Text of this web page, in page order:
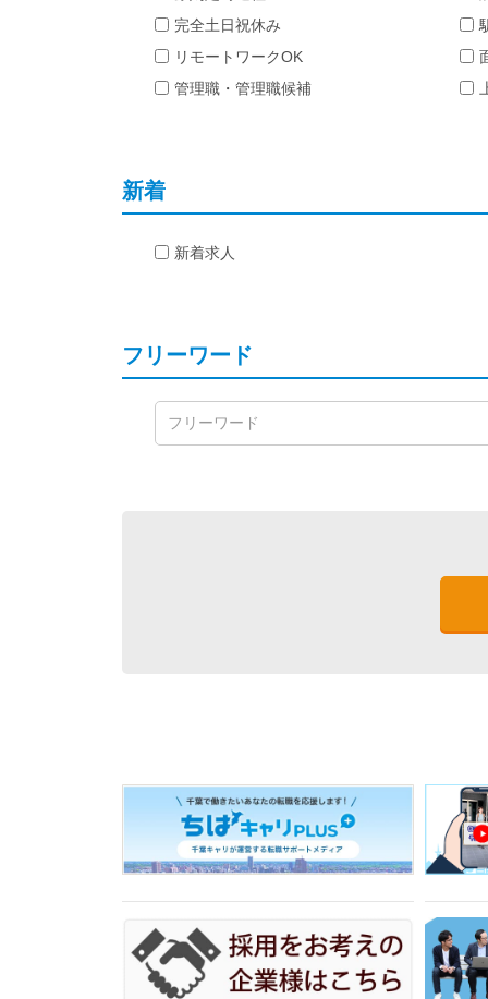
完全土日祝休み
リモートワークOK
管理職・管理職候補
新着
新着求人
フリーワード